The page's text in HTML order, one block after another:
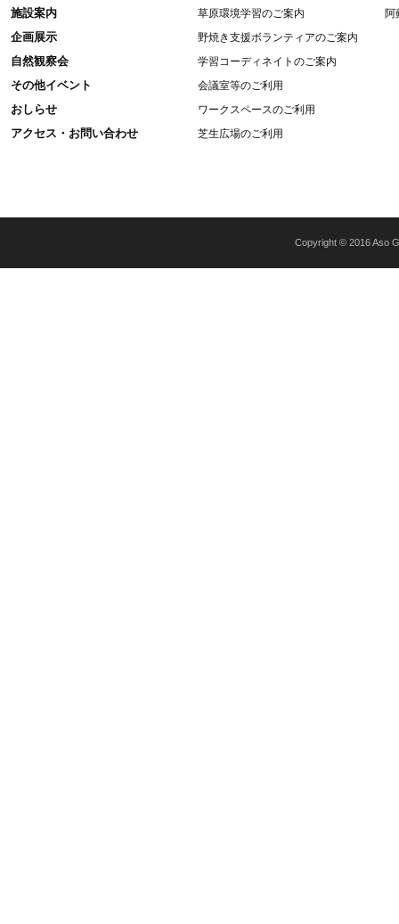
施設案内
企画展示
自然観察会
その他イベント
おしらせ
アクセス・お問い合わせ
草原環境学習のご案内
野焼き支援ボランティアのご案内
学習コーディネイトのご案内
会議室等のご利用
ワークスペースのご利用
芝生広場のご利用
阿
Copyright © 2016 Aso